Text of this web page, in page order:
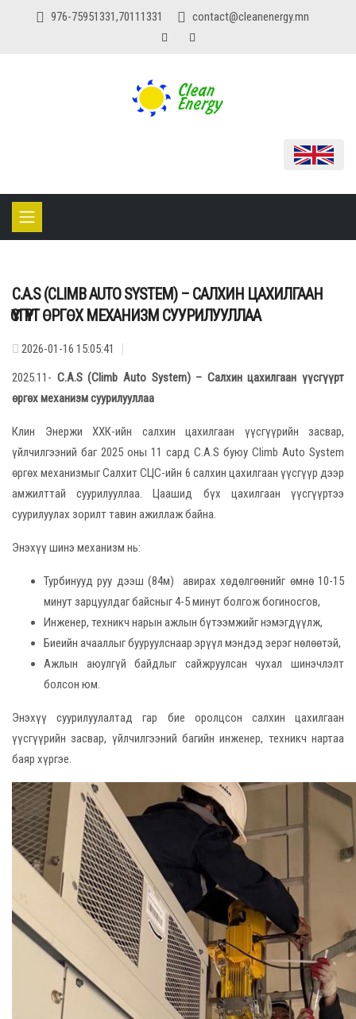
976-75951331,70111331 contact@cleanenergy.mn
C.A.S (CLIMB AUTO SYSTEM) – САЛХИН ЦАХИЛГААН
ҮҮСГҮҮРТ ӨРГӨХ МЕХАНИЗМ СУУРИЛУУЛЛАА
2026-01-16 15:05:41
2025.11- C.A.S (Climb Auto System) – Салхин цахилгаан үүсгүүрт
өргөх механизм суурилууллаа
Клин Энержи ХХК-ийн салхин цахилгаан үүсгүүрийн засвар,
үйлчилгээний баг 2025 оны 11 сард C.A.S буюу Climb Auto System
өргөх механизмыг Салхит СЦС-ийн 6 салхин цахилгаан үүсгүүр дээр
амжилттай суурилууллаа. Цаашид бүх цахилгаан үүсгүүртээ
суурилуулах зорилт тавин ажиллаж байна.
Энэхүү шинэ механизм нь:
Турбинууд руу дээш (84м) авирах хөдөлгөөнийг өмнө 10-15
минут зарцуулдаг байсныг 4-5 минут болгож богиносгов,
Инженер, техникч нарын ажлын бүтээмжийг нэмэгдүүлж,
Биеийн ачааллыг бууруулснаар эрүүл мэндэд эерэг нөлөөтэй,
Ажлын аюулгүй байдлыг сайжруулсан чухал шинэчлэлт
болсон юм.
Энэхүү суурилуулалтад гар бие оролцсон салхин цахилгаан
үүсгүүрийн засвар, үйлчилгээний багийн инженер, техникч нартаа
баяр хүргэе.